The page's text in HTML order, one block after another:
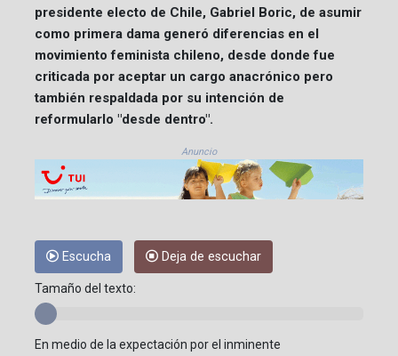
presidente electo de Chile, Gabriel Boric, de asumir
como primera dama generó diferencias en el
movimiento feminista chileno, desde donde fue
criticada por aceptar un cargo anacrónico pero
también respaldada por su intención de
reformularlo "desde dentro".
Anuncio
Escucha Deja de escuchar
Tamaño del texto:
En medio de la expectación por el inminente